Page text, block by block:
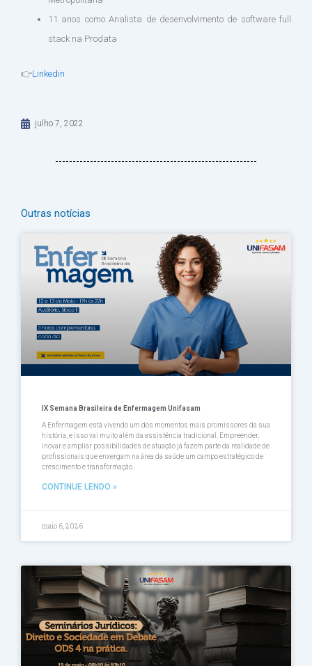
11 anos como Analista de desenvolvimento de software full
stack na Prodata
👉Linkedin
julho 7, 2022
Outras notícias
IX Semana Brasileira de Enfermagem Unifasam
A Enfermagem está vivendo um dos momentos mais promissores da sua
história, e isso vai muito além da assistência tradicional. Empreender,
inovar e ampliar possibilidades de atuação já fazem parte da realidade de
profissionais que enxergam na área da saúde um campo estratégico de
crescimento e transformação.
CONTINUE LENDO »
maio 6, 2026
PáginaPáginaPágina
PáginaPágina